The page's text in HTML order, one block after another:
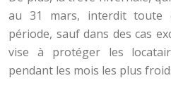
au 31 mars, interdit toute
période, sauf dans des cas
vise à protéger les
pendant les mois les plus